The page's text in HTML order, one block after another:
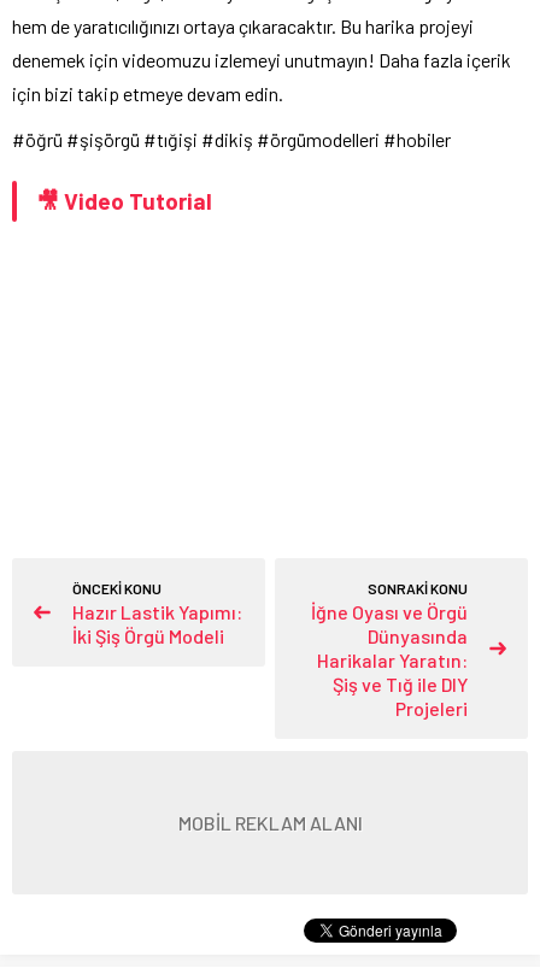
hem de yaratıcılığınızı ortaya çıkaracaktır. Bu harika projeyi
denemek için videomuzu izlemeyi unutmayın! Daha fazla içerik
için bizi takip etmeye devam edin.
#öğrü #şişörgü #tığişi #dikiş #örgümodelleri #hobiler
🎥 Video Tutorial
ÖNCEKİ KONU
Hazır Lastik Yapımı:
İki Şiş Örgü Modeli
SONRAKİ KONU
İğne Oyası ve Örgü
Dünyasında
Harikalar Yaratın:
Şiş ve Tığ ile DIY
Projeleri
MOBİL REKLAM ALANI